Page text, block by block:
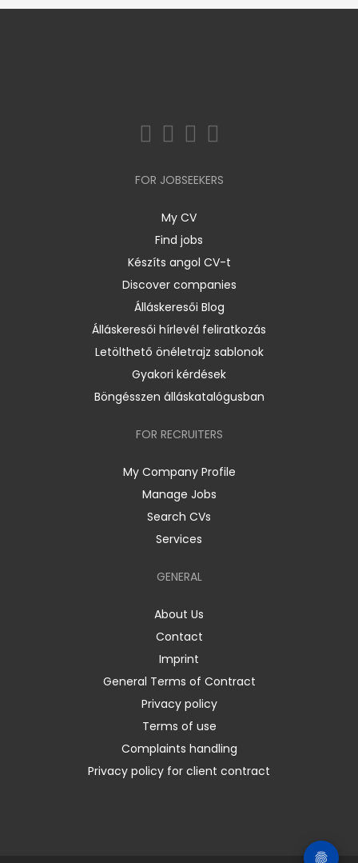
FOR JOBSEEKERS
My CV
Find jobs
Készíts angol CV-t
Discover companies
Álláskeresői Blog
Álláskeresői hírlevél feliratkozás
Letölthető önéletrajz sablonok
Gyakori kérdések
Böngésszen álláskatalógusban
FOR RECRUITERS
My Company Profile
Manage Jobs
Search CVs
Services
GENERAL
About Us
Contact
Imprint
General Terms of Contract
Privacy policy
Terms of use
Complaints handling
Privacy policy for client contract